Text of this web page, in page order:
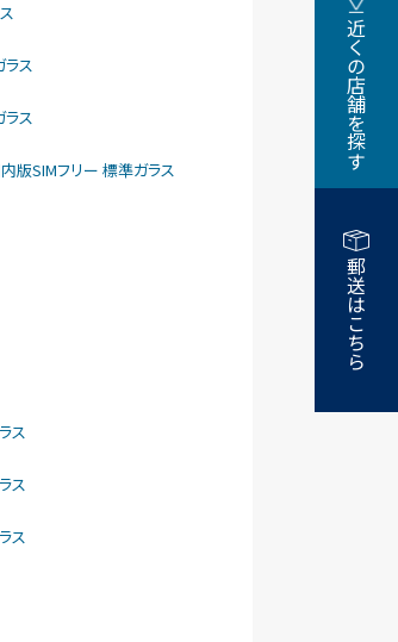
近くの店舗を探す
郵送はこちら
ス
ス
版SIMフリー 標準ガラス
ス
ス
ス